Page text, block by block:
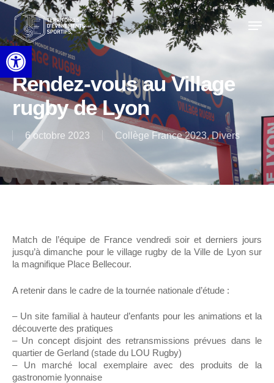
Ouvrir la barre d’outils
Skip
main
content
Rendez-vous au Village
rugby de Lyon
6 octobre 2023 Collège France 2023,Divers
Match de l’équipe de France vendredi soir et derniers jours
jusqu’à dimanche pour le village rugby de la Ville de Lyon sur
la magnifique Place Bellecour.
A retenir dans le cadre de la tournée nationale d’étude :
– Un site familial à hauteur d’enfants pour les animations et la
découverte des pratiques
– Un concept disjoint des retransmissions prévues dans le
quartier de Gerland (stade du LOU Rugby)
– Un marché local exemplaire avec des produits de la
gastronomie lyonnaise